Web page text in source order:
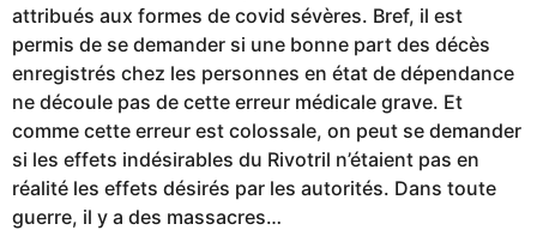
attribués aux formes de covid sévères. Bref, il est
permis de se demander si une bonne part des décès
enregistrés chez les personnes en état de dépendance
ne découle pas de cette erreur médicale grave. Et
comme cette erreur est colossale, on peut se demander
si les effets indésirables du Rivotril n’étaient pas en
réalité les effets désirés par les autorités. Dans toute
guerre, il y a des massacres…